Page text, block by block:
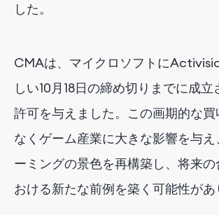
した。
CMAは、マイクロソフトに
しい10月18日の締め切りまでに成
許可を与えました。この画期的な
なくゲーム産業に大きな影響を与
ーミングの景色を再構築し、将来
おける新たな前例を築く可能性があ